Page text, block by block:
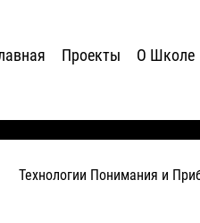
Проекты О Школе
Технологии Понимания и